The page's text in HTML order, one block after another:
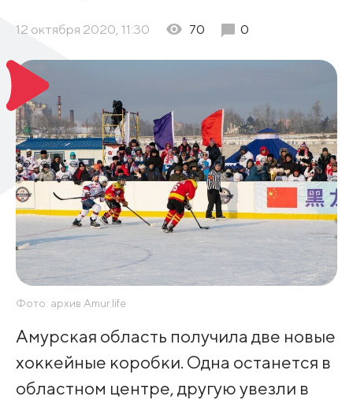
12 октября 2020, 11:30 70 0
Фото: архив Amur.life
Амурская область получила две новые
хоккейные коробки. Одна останется в
областном центре, другую увезли в